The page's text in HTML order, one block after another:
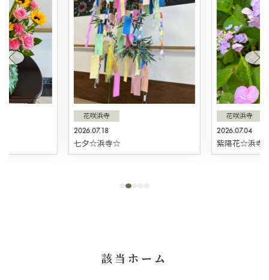
2026.07.18
花咲浜寺
七夕☆浜寺☆
2026.07.04
花咲浜寺
紫陽花☆浜寺
該当ホーム